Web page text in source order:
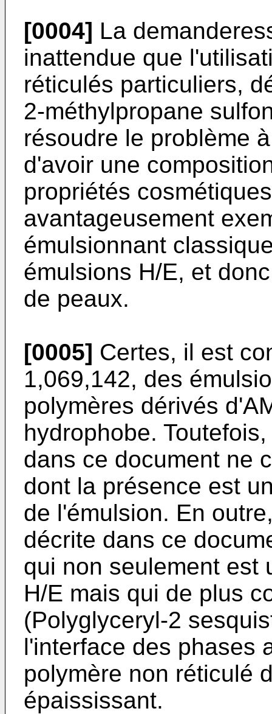
[0004] La
inattendue que
réticulés particuliers,
2-méthylpropane
résoudre le problème
d'avoir une
propriétés
avantageusement
émulsionnant
émulsions H/E, et
de peaux.
[0005] Certes, il est
1,069,142, des
polymères dérivés
hydrophobe.
dans ce document ne
dont la présence est
de l'émulsion. En
décrite dans ce
qui non seulement est
H/E mais qui de plus
(Polyglyceryl-2
l'interface des phases
polymère non réticulé
épaississant.